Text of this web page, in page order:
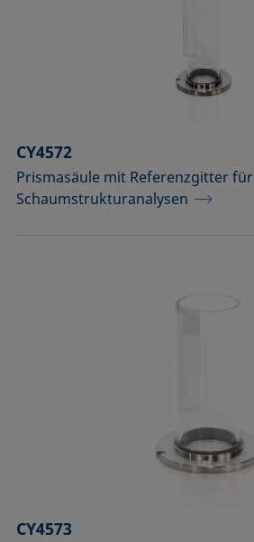
CY4572
Prismasäule mit Referenzgitter für
Schaumstrukturanalysen
CY4573